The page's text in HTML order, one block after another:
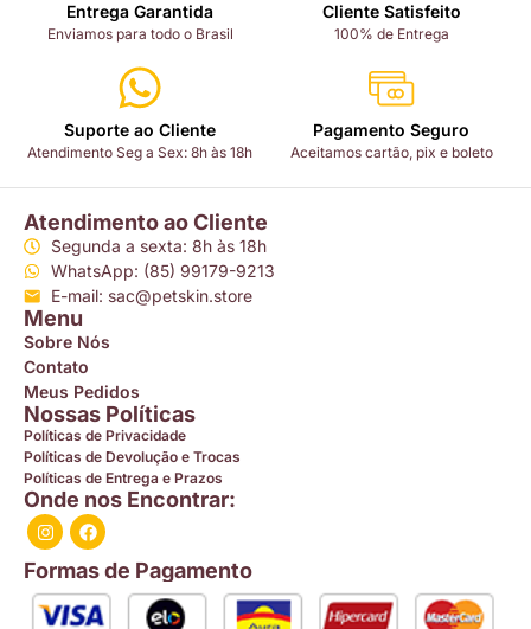
Entrega Garantida
Enviamos para todo o Brasil
Cliente Satisfeito
100% de Entrega
Suporte ao Cliente
Atendimento Seg a Sex: 8h às 18h
Pagamento Seguro
Aceitamos cartão, pix e boleto
Atendimento ao Cliente
Segunda a sexta: 8h às 18h
WhatsApp: (85) 99179-9213
E-mail: sac@petskin.store
Menu
Sobre Nós
Contato
Meus Pedidos
Nossas Políticas
Políticas de Privacidade
Políticas de Devolução e Trocas
Políticas de Entrega e Prazos
Onde nos Encontrar:
Formas de Pagamento